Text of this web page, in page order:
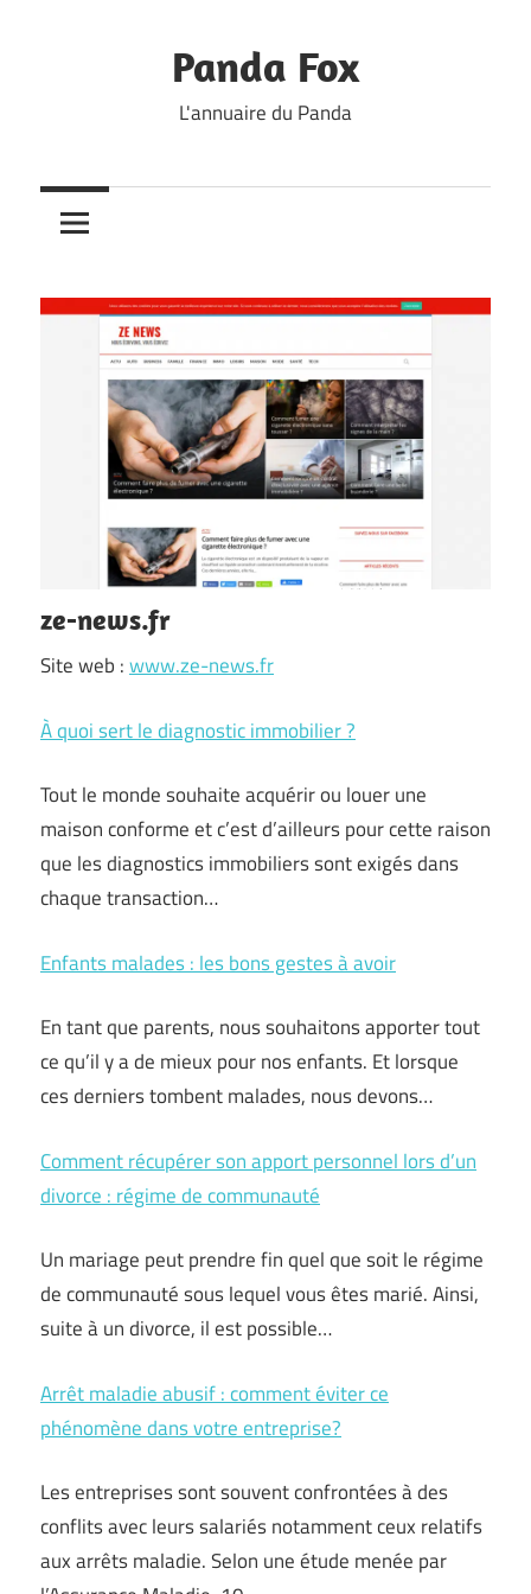
Panda Fox
L'annuaire du Panda
ze-news.fr
Site web :www.ze-news.fr
À quoi sert le diagnostic immobilier ?
Tout le monde souhaite acquérir ou louer une
maison conforme et c’est d’ailleurs pour cette raison
que les diagnostics immobiliers sont exigés dans
chaque transaction…
Enfants malades : les bons gestes à avoir
En tant que parents, nous souhaitons apporter tout
ce qu’il y a de mieux pour nos enfants. Et lorsque
ces derniers tombent malades, nous devons…
Comment récupérer son apport personnel lors d’un
divorce : régime de communauté
Un mariage peut prendre fin quel que soit le régime
de communauté sous lequel vous êtes marié. Ainsi,
suite à un divorce, il est possible…
Arrêt maladie abusif : comment éviter ce
phénomène dans votre entreprise?
Les entreprises sont souvent confrontées à des
conflits avec leurs salariés notamment ceux relatifs
aux arrêts maladie. Selon une étude menée par